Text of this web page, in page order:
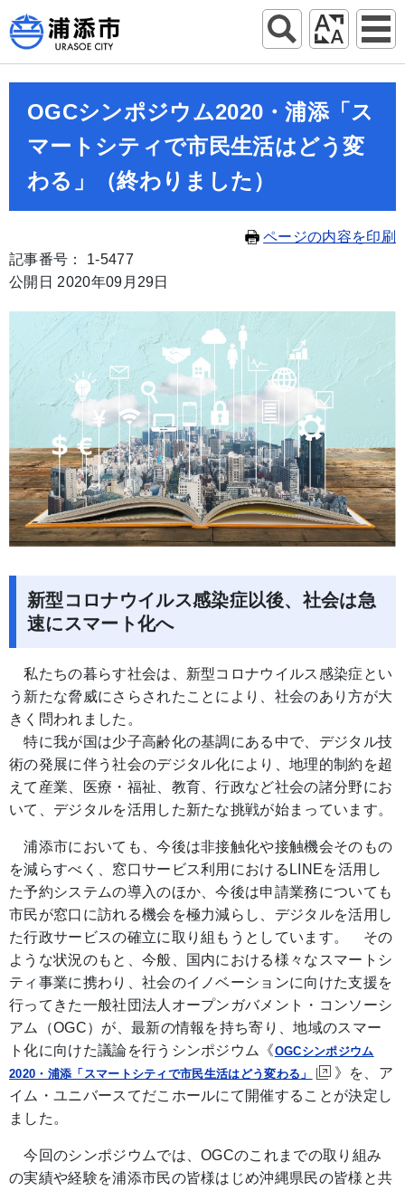
OGCシンポジウム2020・浦添「ス
マートシティで市民生活はどう変
わる」（終わりました）
ページの内容を印刷
記事番号： 1-5477
公開日 2020年09月29日
新型コロナウイルス感染症以後、社会は急
速にスマート化へ
私たちの暮らす社会は、新型コロナウイルス感染症とい
う新たな脅威にさらされたことにより、社会のあり方が大
きく問われました。
特に我が国は少子高齢化の基調にある中で、デジタル技
術の発展に伴う社会のデジタル化により、地理的制約を超
えて産業、医療・福祉、教育、行政など社会の諸分野にお
いて、デジタルを活用した新たな挑戦が始まっています。
浦添市においても、今後は非接触化や接触機会そのもの
を減らすべく、窓口サービス利用におけるLINEを活用し
た予約システムの導入のほか、今後は申請業務についても
市民が窓口に訪れる機会を極力減らし、デジタルを活用し
た行政サービスの確立に取り組もうとしています。 その
ような状況のもと、今般、国内における様々なスマートシ
ティ事業に携わり、社会のイノベーションに向けた支援を
行ってきた一般社団法人オープンガバメント・コンソーシ
アム（OGC）が、最新の情報を持ち寄り、地域のスマー
ト化に向けた議論を行うシンポジウム《OGCシンポジウム
2020・浦添「スマートシティで市民生活はどう変わる」
》を、ア
イム・ユニバースてだこホールにて開催することが決定し
ました。
今回のシンポジウムでは、OGCのこれまでの取り組み
の実績や経験を浦添市民の皆様はじめ沖縄県民の皆様と共